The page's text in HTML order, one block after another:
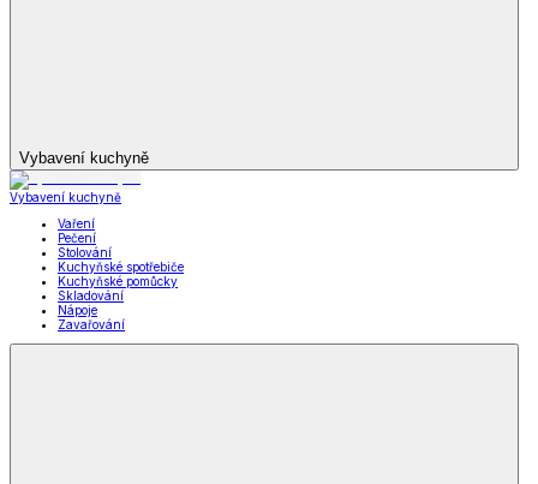
Vybavení kuchyně
Vybavení kuchyně
Vaření
Pečení
Stolování
Kuchyňské spotřebiče
Kuchyňské pomůcky
Skladování
Nápoje
Zavařování